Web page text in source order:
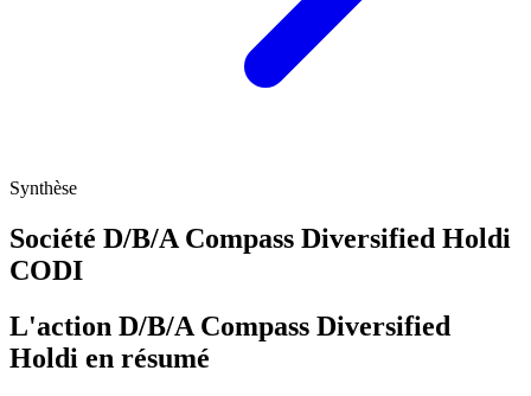
Synthèse
Société D/B/A Compass Diversified Holdi
CODI
L'action D/B/A Compass Diversified
Holdi en résumé